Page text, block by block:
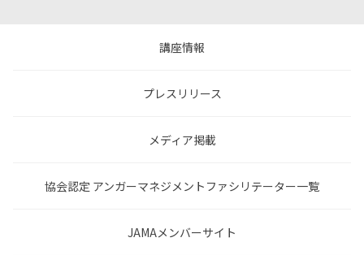
講座情報
プレスリリース
メディア掲載
協会認定 アンガーマネジメントファシリテーター一覧
JAMAメンバーサイト